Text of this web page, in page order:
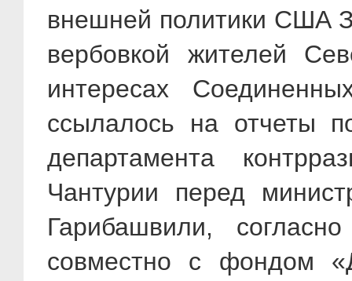
внешней политики США
вербовкой жителей
интересах
ссылалось на отчеты
департамента
Чантурии перед
Гарибашвили,
совместно с фондом